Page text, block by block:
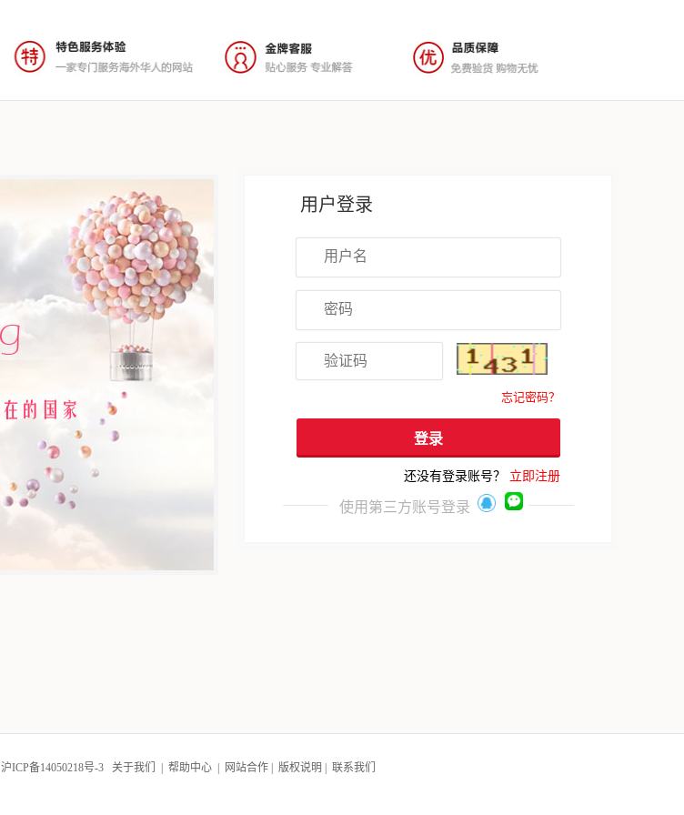
用户登录
忘记密码？
还没有登录账号？ 立即注册
使用第三方账号登录
沪ICP备14050218号-3 关于我们 帮助中心| 网站合作| 版权说明 联系我们